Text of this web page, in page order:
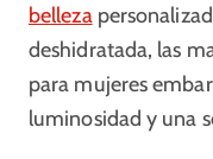
belleza
deshidratada, las
para mujeres
luminosidad y una